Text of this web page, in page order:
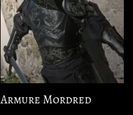
Armure Mordred